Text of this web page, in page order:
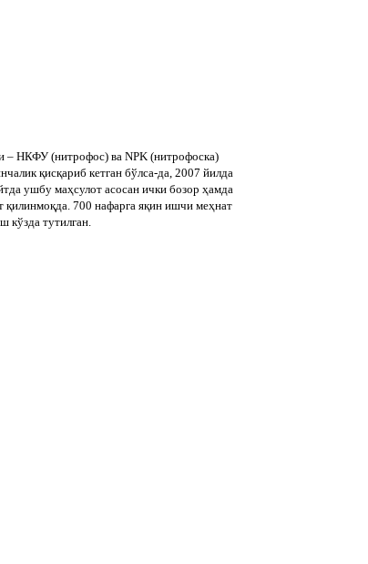
– НКФУ (нитрофос) ва NPK (нитрофоска)
қисқариб кетган бўлса-да, 2007 йилда
ушбу маҳсулот асосан ички бозор ҳамда
қилинмоқда. 700 нафарга яқин ишчи меҳнат
кўзда тутилган.